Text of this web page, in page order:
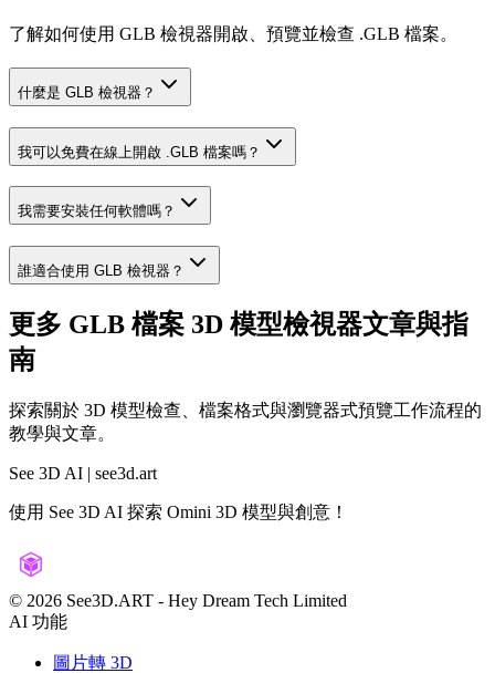
了解如何使用 GLB 檢視器開啟、預覽並檢查 .GLB 檔案。
什麼是 GLB 檢視器？
我可以免費在線上開啟 .GLB 檔案嗎？
我需要安裝任何軟體嗎？
誰適合使用 GLB 檢視器？
更多 GLB 檔案 3D 模型檢視器文章與指
南
探索關於 3D 模型檢查、檔案格式與瀏覽器式預覽工作流程的
教學與文章。
See 3D AI | see3d.art
使用 See 3D AI 探索 Omini 3D 模型與創意！
©️ 2026 See3D.ART - Hey Dream Tech Limited
AI 功能
圖片轉 3D